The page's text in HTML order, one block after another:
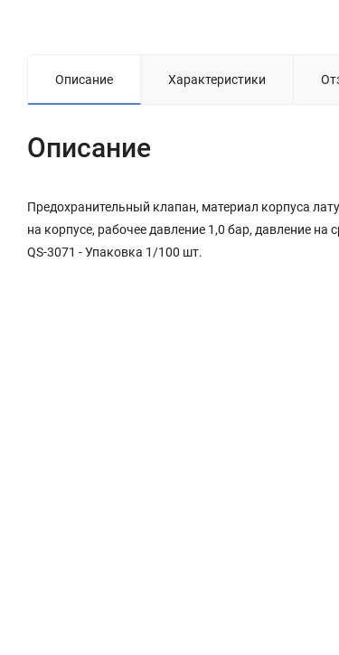
Описание Характеристики
Описание
Предохранительный клапан, материал корпуса
на корпусе, рабочее давление 1,0 бар, давление
QS-3071 - Упаковка 1/100 шт.